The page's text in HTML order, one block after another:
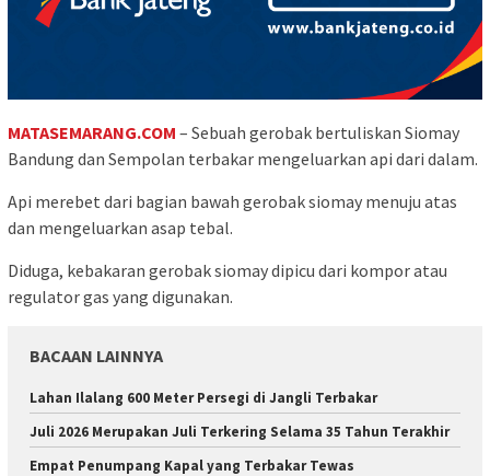
MATASEMARANG.COM – Sebuah gerobak bertuliskan Siomay
Bandung dan Sempolan terbakar mengeluarkan api dari dalam.
Api merebet dari bagian bawah gerobak siomay menuju atas
dan mengeluarkan asap tebal.
Diduga, kebakaran gerobak siomay dipicu dari kompor atau
regulator gas yang digunakan.
BACAAN LAINNYA
Lahan Ilalang 600 Meter Persegi di Jangli Terbakar
Juli 2026 Merupakan Juli Terkering Selama 35 Tahun Terakhir
Empat Penumpang Kapal yang Terbakar Tewas